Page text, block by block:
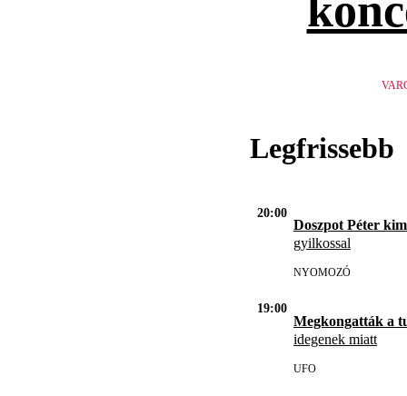
Legfrissebb
20:00
Doszpot Péter
gyilkossal
NYOMOZÓ
19:00
Megkongatták a
idegenek miatt
UFO